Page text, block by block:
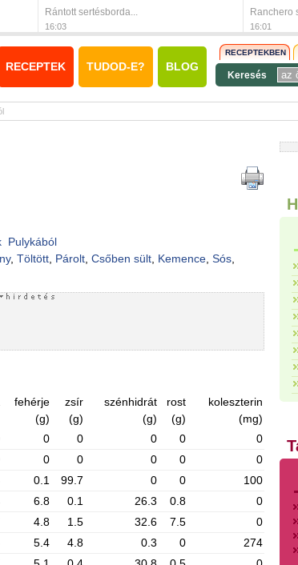
Rántott sertésborda...
16:03
Ranchero
16:01
RECEPTEK TUDOD-E? BLOG
RECEPTEKBEN
Keresés
Pulykából
, Töltött, Párolt, Csőben sült, Kemence, Sós,
fehérje
(g)
zsír
(g)
szénhidrát
(g)
rost
(g)
koleszterin
(mg)
0 0 0 0
0
0 0 0 0
0
0.1 99.7 0 0
100
6.8 0.1 26.3 0.8
0
4.8 1.5 32.6 7.5
0
5.4 4.8 0.3 0
274